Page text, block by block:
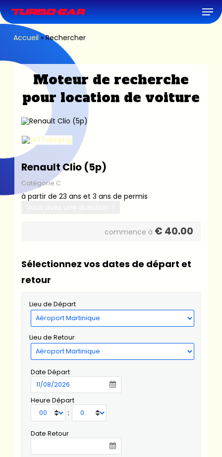
to
main
content
Accueil »Rechercher
Moteur de recherche
pour location de voiture
Renault Clio (5p)
Catégorie C
à partir de 23 ans et 3 ans de permis
commence à € 40.00
Sélectionnez vos dates de départ et
retour
Lieu de Départ
Lieu de Retour
Date Départ
Heure Départ
:
Date Retour